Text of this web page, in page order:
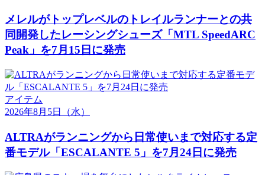
メレルがトップレベルのトレイルランナーとの共
同開発したレーシングシューズ「MTL SpeedARC
Peak」を7月15日に発売
アイテム
2026年8月5日
（水）
ALTRAがランニングから日常使いまで対応する定
番モデル「ESCALANTE 5」を7月24日に発売